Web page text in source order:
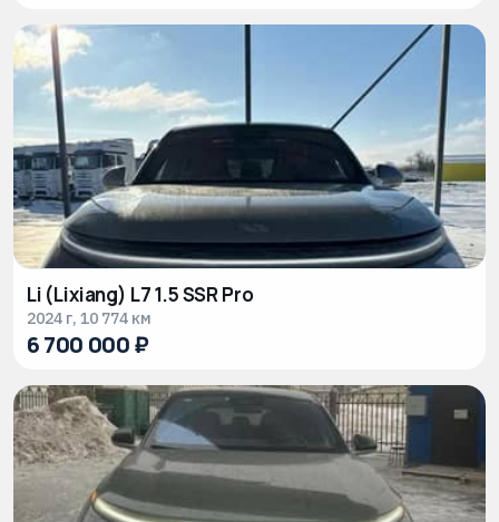
Li (Lixiang) L7 1.5 SSR Pro
2024 г, 10 774 км
6 700 000 ₽